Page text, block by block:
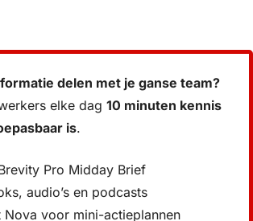
elke dag 10 minuten kennis
is.
Pro Midday Brief
audio’s en podcasts
Nova voor mini-actieplannen